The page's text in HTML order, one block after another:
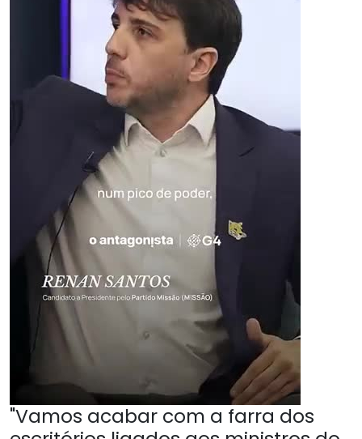
"Vamos acabar com a farra dos